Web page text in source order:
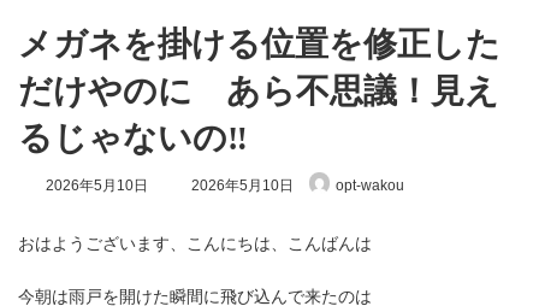
メガネを掛ける位置を修正した
だけやのに あら不思議！見え
るじゃないの‼
2026年5月10日
最
新
:
2026年5月10日 opt-wakou
おはようございます、こんにちは、こんばんは
今朝は雨戸を開けた瞬間に飛び込んで来たのは